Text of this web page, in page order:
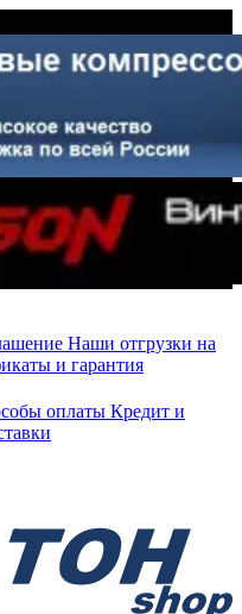
Наши отгрузки на
и гарантия
оплаты Кредит и